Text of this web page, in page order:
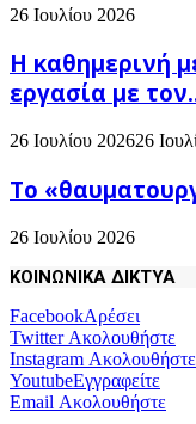
26 Ιουλίου 2026
H καθημερινή
εργασία με
26 Ιουλίου 202626
Το
26 Ιουλίου 2026
ΚΟΙΝΩΝΙΚΑ ΔΙΚΤΥΑ
FacebookΑρέσει
TwitterΑκολουθήστε
Instagram Ακολουθήστε
YoutubeΕγγραφείτε
Email Ακολουθήστε